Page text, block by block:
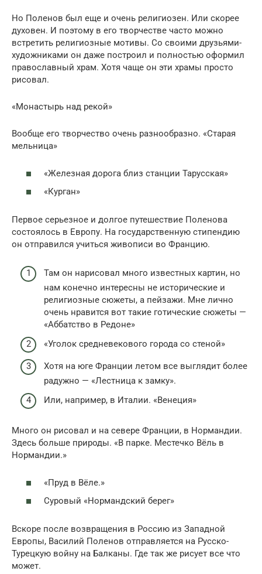
Но Поленов был еще и очень религиозен. Или скорее
духовен. И поэтому в его творчестве часто можно
встретить религиозные мотивы. Со своими друзьями-
художниками он даже построил и полностью оформил
православный храм. Хотя чаще он эти храмы просто
рисовал.
«Монастырь над рекой»
Вообще его творчество очень разнообразно. «Старая
мельница»
«Железная дорога близ станции Тарусская»
«Курган»
Первое серьезное и долгое путешествие Поленова
состоялось в Европу. На государственную стипендию
он отправился учиться живописи во Францию.
Там он нарисовал много известных картин, но
нам конечно интересны не исторические и
религиозные сюжеты, а пейзажи. Мне лично
очень нравится вот такие готические сюжеты —
«Аббатство в Редоне»
«Уголок средневекового города со стеной»
Хотя на юге Франции летом все выглядит более
радужно — «Лестница к замку».
Или, например, в Италии. «Венеция»
Много он рисовал и на севере Франции, в Нормандии.
Здесь больше природы. «В парке. Местечко Вёль в
Нормандии.»
«Пруд в Вёле.»
Суровый «Нормандский берег»
Вскоре после возвращения в Россию из Западной
Европы, Василий Поленов отправляется на Русско-
Турецкую войну на Балканы. Где так же рисует все что
может.